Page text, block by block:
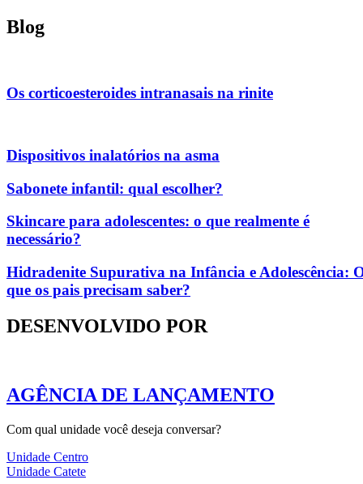
Blog
Os corticoesteroides intranasais na rinite
Dispositivos inalatórios na asma
Sabonete infantil: qual escolher?
Skincare para adolescentes: o que realmente é
necessário?
Hidradenite Supurativa na Infância e Adolescência:
que os pais precisam saber?
DESENVOLVIDO POR
AGÊNCIA DE LANÇAMENTO
Com qual unidade você deseja conversar?
Unidade Centro
Unidade Catete